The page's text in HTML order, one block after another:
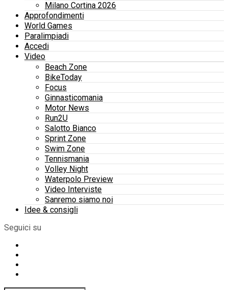
Milano Cortina 2026
Approfondimenti
World Games
Paralimpiadi
Accedi
Video
Beach Zone
BikeToday
Focus
Ginnasticomania
Motor News
Run2U
Salotto Bianco
Sprint Zone
Swim Zone
Tennismania
Volley Night
Waterpolo Preview
Video Interviste
Sanremo siamo noi
Idee & consigli
Seguici su